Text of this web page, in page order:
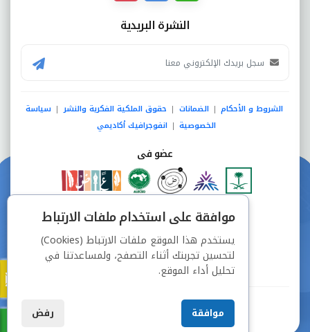
النشرة البريدية
الشروط و الأحكام | الضمانات | حقوق الملكية الفكرية والنشر | سياسة
الخصوصية | انفوجرافيك أكاديمي
عضو فى
دفع آمن من خلال
جميع الحقوق محفوظة © شركة دراسة
موافقة على استخدام ملفات الارتباط
يستخدم هذا الموقع ملفات الارتباط (Cookies)
لتحسين تجربتك أثناء التصفح، ولمساعدتنا في
تحليل أداء الموقع.
موافقة رفض